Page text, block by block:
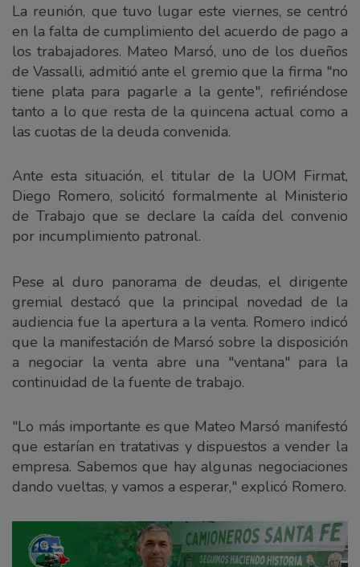
La reunión, que tuvo lugar este viernes, se centró
en la falta de cumplimiento del acuerdo de pago a
los trabajadores. Mateo Marsó, uno de los dueños
de Vassalli, admitió ante el gremio que la firma "no
tiene plata para pagarle a la gente", refiriéndose
tanto a lo que resta de la quincena actual como a
las cuotas de la deuda convenida.
Ante esta situación, el titular de la UOM Firmat,
Diego Romero, solicitó formalmente al Ministerio
de Trabajo que se declare la caída del convenio
por incumplimiento patronal.
Pese al duro panorama de deudas, el dirigente
gremial destacó que la principal novedad de la
audiencia fue la apertura a la venta. Romero indicó
que la manifestación de Marsó sobre la disposición
a negociar la venta abre una "ventana" para la
continuidad de la fuente de trabajo.
"Lo más importante es que Mateo Marsó manifestó
que estarían en tratativas y dispuestos a vender la
empresa. Sabemos que hay algunas negociaciones
dando vueltas, y vamos a esperar," explicó Romero.